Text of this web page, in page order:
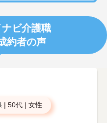
ビ介護職
約者の声
| 50代 | 女性